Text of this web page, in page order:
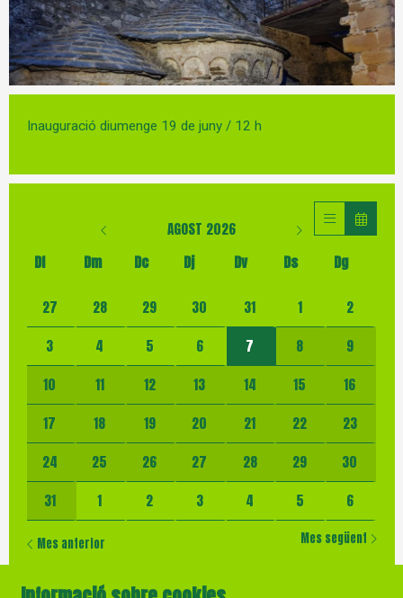
Diapositiva 1 de 1
Inauguració diumenge 19 de juny / 12 h
AGOST 2026
Dl
Dm Dc Dj Dv Ds
Dg
No hi ha cap activitat aquest mes
27 28 29 30 31 1
2
3
4 5 6 7 8
9
10
11 12 13 14 15
16
17
18 19 20 21 22
23
24
25 26 27 28 29
30
31
1 2 3 4 5 6
Mes anterior Mes següent